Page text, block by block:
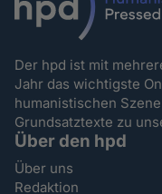
Der hpd ist mit
Jahr das wichtigste
humanistischen
Grundsatztexte zu
Über den hpd
Über uns
Redaktion